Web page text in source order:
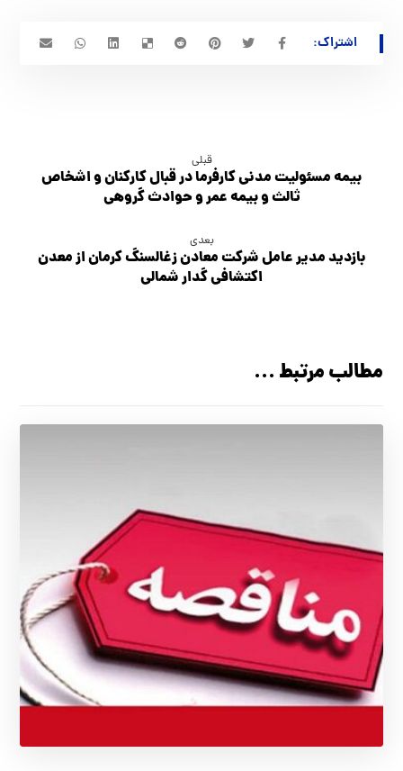
قبلی
بیمه مسئوليت مدني کارفرما در قبال کارکنان و اشخاص
ثالث و بيمه عمر و حوادث گروهي
بعدی
بازدید مدیر عامل شرکت معادن زغالسنگ کرمان از معدن
اکتشافی گدار شمالی
مطالب مرتبط ...